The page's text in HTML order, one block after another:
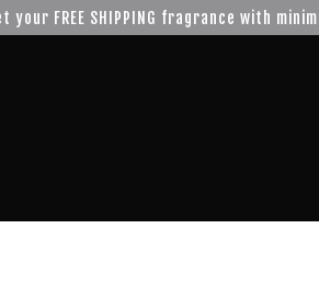
with minimum spend of RM100